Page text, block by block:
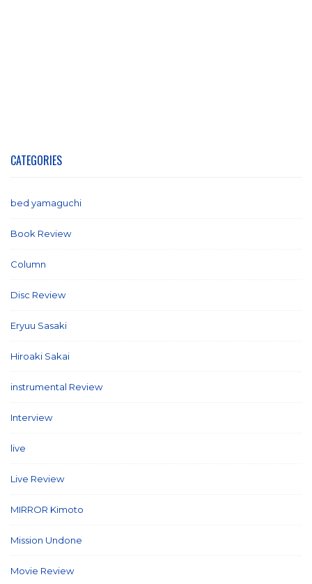
CATEGORIES
bed yamaguchi
Book Review
Column
Disc Review
Eryuu Sasaki
Hiroaki Sakai
instrumental Review
Interview
live
Live Review
MIRROR Kimoto
Mission Undone
Movie Review